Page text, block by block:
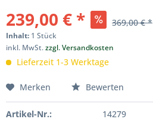
239,00 € * 369,00 € *
Inhalt: 1 Stück
inkl. MwSt.zzgl. Versandkosten
Lieferzeit 1-3 Werktage
Merken Bewerten
Artikel-Nr.:
14279